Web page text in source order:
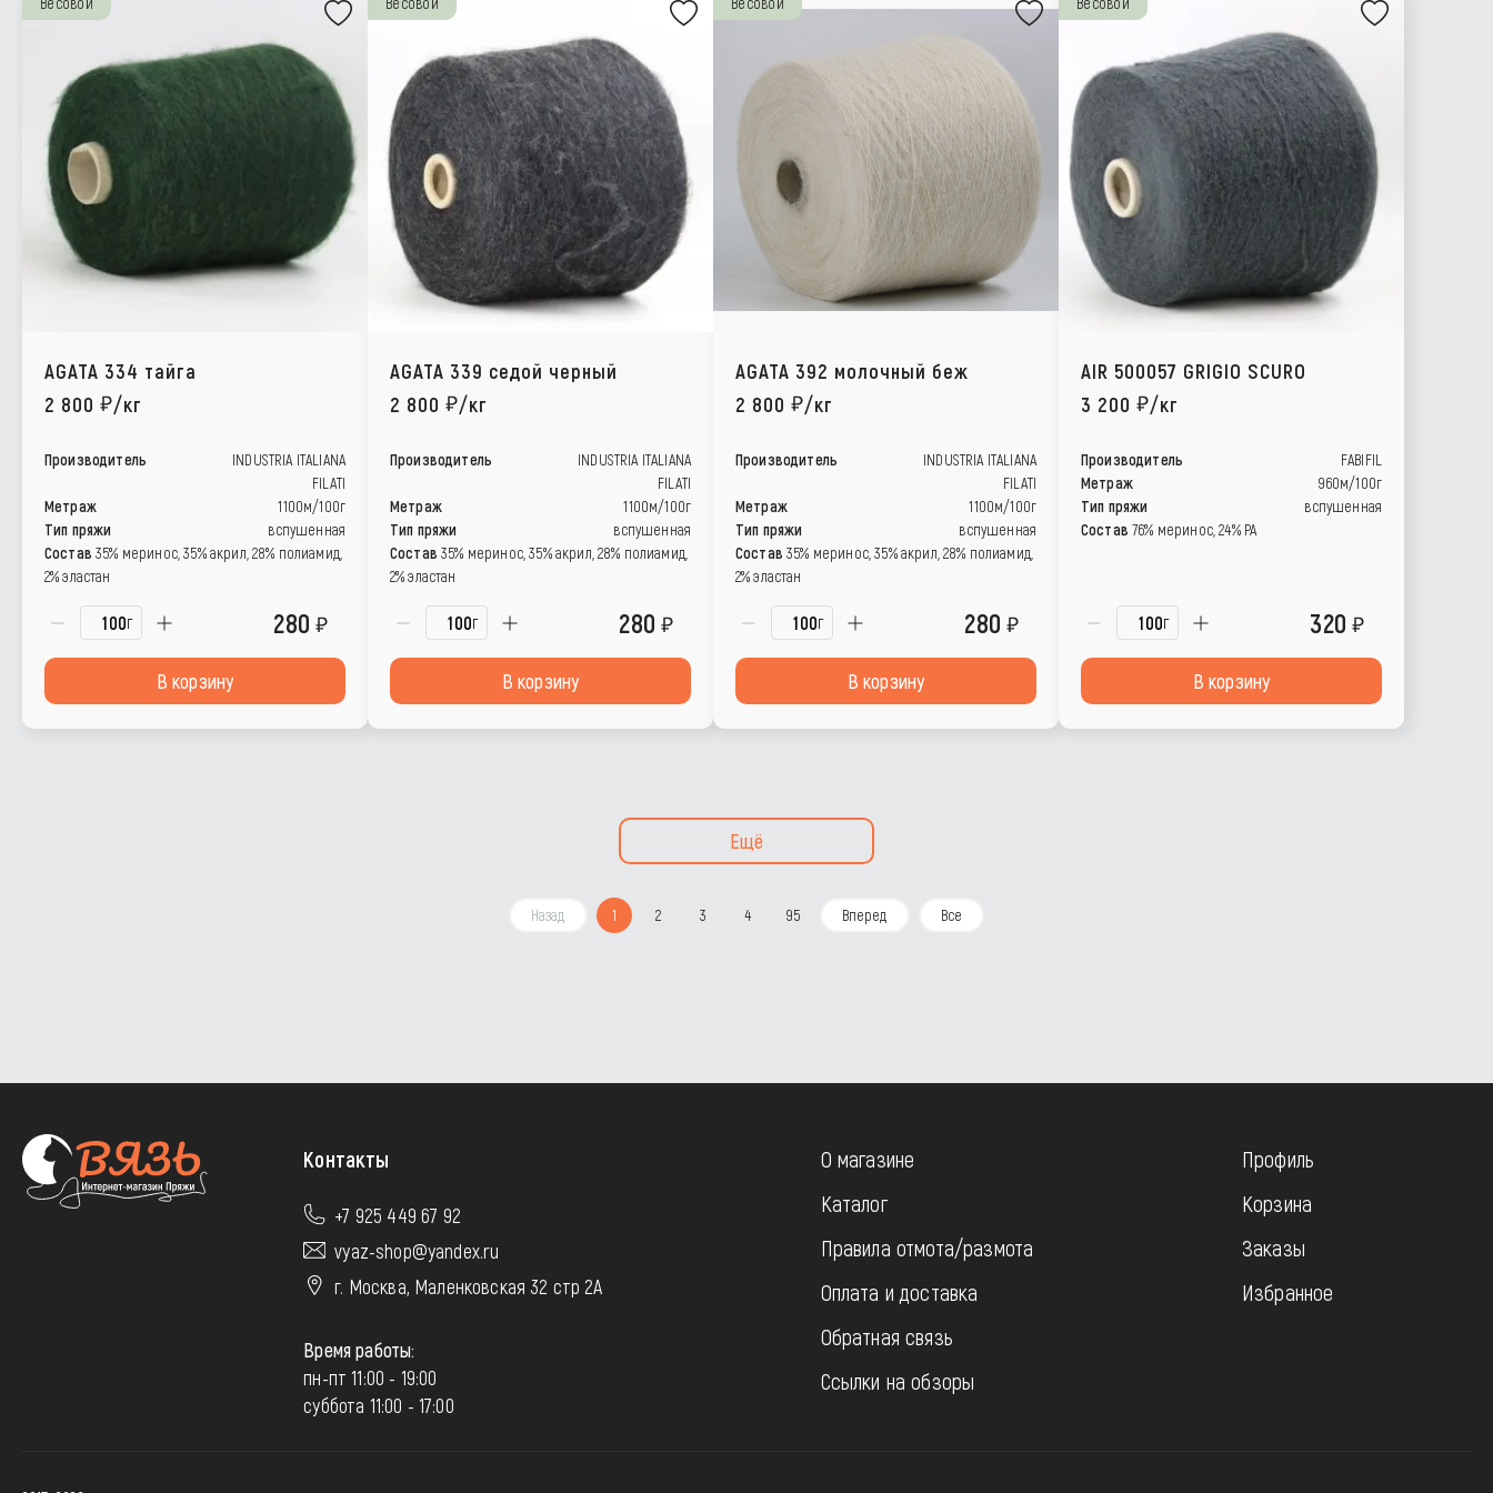
AGATA 334 тайга
2 800
/кг
Производитель
INDUSTRIA ITALIANA
FILATI
Метраж
1100м/100г
Тип пряжи
вспушенная
Состав 35% меринос, 35% акрил, 28% полиамид,
2% эластан
г 280
В корзину
AGATA 339 седой черный
2 800
/кг
Производитель
INDUSTRIA ITALIANA
FILATI
Метраж
1100м/100г
Тип пряжи
вспушенная
Состав 35% меринос, 35% акрил, 28% полиамид,
2% эластан
г 280
В корзину
AGATA 392 молочный беж
2 800
/кг
Производитель
INDUSTRIA ITALIANA
FILATI
Метраж
1100м/100г
Тип пряжи
вспушенная
Состав 35% меринос, 35% акрил, 28% полиамид,
2% эластан
г 280
В корзину
AIR 500057 GRIGIO SCURO
3 200
/кг
Производитель
FABIFIL
Метраж
960м/100г
Тип пряжи
вспушенная
Состав 76% меринос, 24% РА
г 320
В корзину
Ещё
Назад 1 2 3 4 95 Вперед Все
Контакты
+7 925 449 67 92
vyaz-shop@yandex.ru
г. Москва, Маленковская 32 стр 2А
Время работы:
пн-пт 11:00 - 19:00
суббота 11:00 - 17:00
О магазине
Каталог
Правила отмота/размота
Оплата и доставка
Обратная связь
Ссылки на обзоры
Профиль
Корзина
Заказы
Избранное